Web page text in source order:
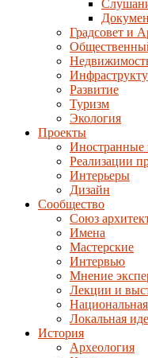
Градсовет и
Развитие
Туризм
Экология
Проекты
Иностранные
Реализации
Интерьеры
Дизайн
Сообщество
Союз
Имена
Мастерские
Интервью
Мнение
Лекции и
Локальная
История
Археология